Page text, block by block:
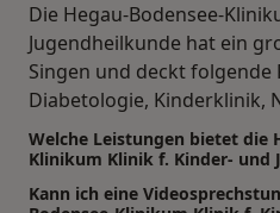
Die Hegau-Bodensee-
Jugendheilkunde hat ein
Singen und deckt folgende
Diabetologie, Kinderklinik,
Welche Leistungen bietet die
Klinikum Klinik f. Kinder- und
Kann ich eine